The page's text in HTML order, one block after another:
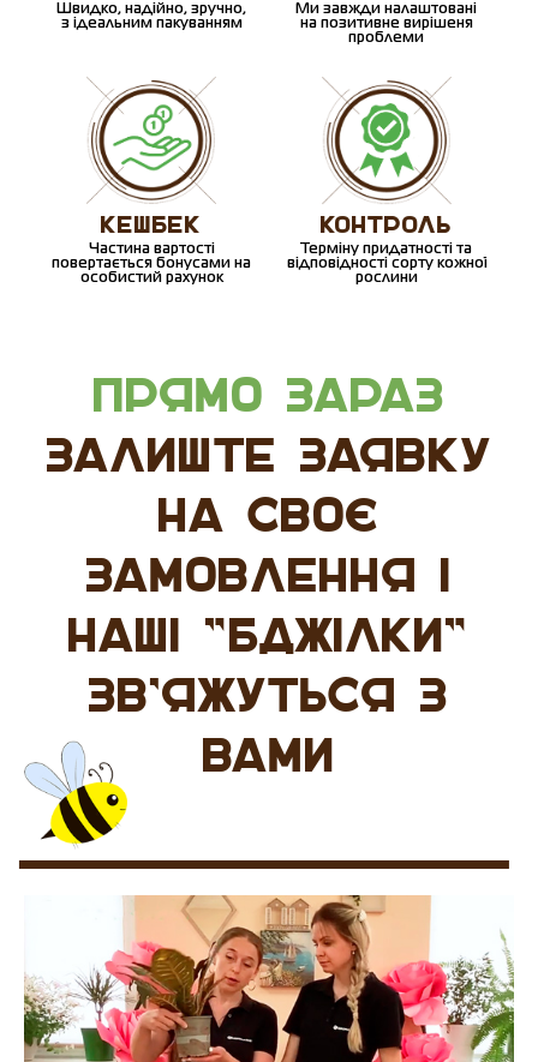
Швидко, надійно, зручно,
з ідеальним пакуванням
Ми завжди налаштовані
на позитивне вирішеня
проблеми
КЕШБЕК
Частина вартості
повертається бонусами на
особистий рахунок
КОНТРОЛЬ
Терміну придатності та
відповідності сорту кожної
рослини
ПРЯМО ЗАРАЗ
ЗАЛИШТЕ ЗАЯВКУ
НА СВОЄ
ЗАМОВЛЕННЯ І
НАШІ "БДЖІЛКИ"
ЗВ'ЯЖУТЬСЯ З
ВАМИ